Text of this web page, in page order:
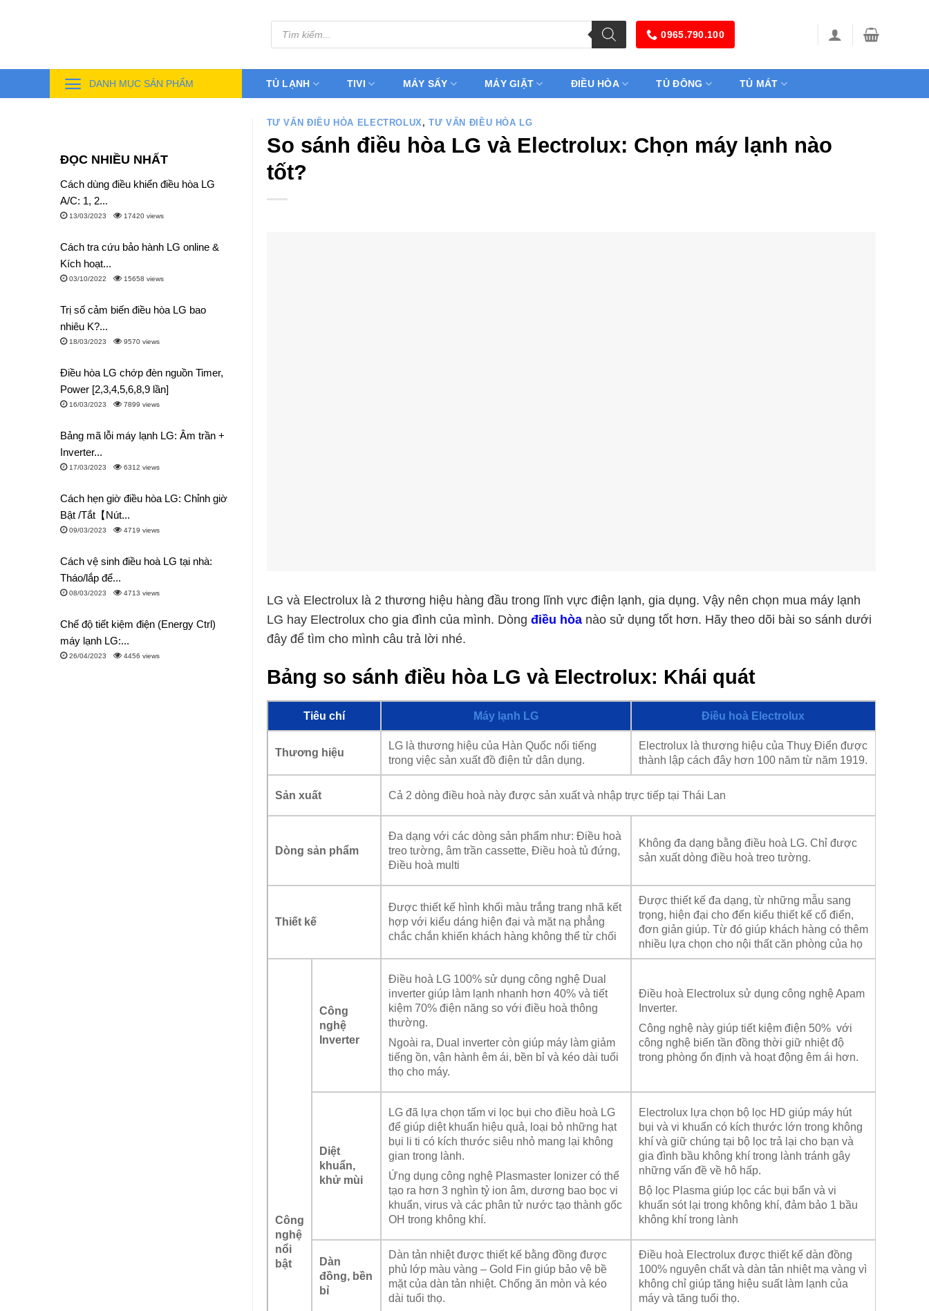
Tìm
kiếm
sản
0965.790.100
DANH MỤC SẢN PHẨM TỦ LẠNH TIVI MÁY SẤY MÁY GIẶT ĐIỀU HÒA TỦ ĐÔNG TỦ MÁT
ĐỌC NHIỀU NHẤT
Cách dùng điều khiển điều hòa LG
A/C: 1, 2...
13/03/2023 17420 views
Cách tra cứu bảo hành LG online &
Kích hoạt...
03/10/2022 15658 views
Trị số cảm biến điều hòa LG bao
nhiêu K?...
18/03/2023 9570 views
Điều hòa LG chớp đèn nguồn Timer,
Power [2,3,4,5,6,8,9 lần]
16/03/2023 7899 views
Bảng mã lỗi máy lạnh LG: Âm trần +
Inverter...
17/03/2023 6312 views
Cách hẹn giờ điều hòa LG: Chỉnh giờ
Bật /Tắt【Nút...
09/03/2023 4719 views
Cách vệ sinh điều hoà LG tại nhà:
Tháo/lắp để...
08/03/2023 4713 views
Chế độ tiết kiệm điện (Energy Ctrl)
máy lạnh LG:...
26/04/2023 4456 views
TƯ VẤN ĐIỀU HÒA ELECTROLUX,TƯ VẤN ĐIỀU HÒA LG
So sánh điều hòa LG và Electrolux: Chọn máy lạnh nào
tốt?
LG và Electrolux là 2 thương hiệu hàng đầu trong lĩnh vực điện lạnh, gia dụng. Vậy nên chọn mua máy lạnh
LG hay Electrolux cho gia đình của mình. Dòng điều hòanào sử dụng tốt hơn. Hãy theo dõi bài so sánh dưới
đây để tìm cho mình câu trả lời nhé.
Bảng so sánh điều hòa LG và Electrolux: Khái quát
Tiêu chí Máy lạnh LG Điều hoà Electrolux
Thương hiệu
LG là thương hiệu của Hàn Quốc nổi tiếng
trong việc sản xuất đồ điện tử dân dụng.
Electrolux là thương hiệu của Thuỵ Điển được
thành lập cách đây hơn 100 năm từ năm 1919.
Sản xuất Cả 2 dòng điều hoà này được sản xuất và nhập trực tiếp tại Thái Lan
Dòng sản phẩm
Đa dạng với các dòng sản phẩm như: Điều hoà
treo tường, âm trần cassette, Điều hoà tủ đứng,
Điều hoà multi
Không đa dạng bằng điều hoà LG. Chỉ được
sản xuất dòng điều hoà treo tường.
Thiết kế
Được thiết kế hình khối màu trắng trang nhã kết
hợp với kiểu dáng hiện đại và mặt nạ phẳng
chắc chắn khiến khách hàng không thể từ chối
Được thiết kế đa dạng, từ những mẫu sang
trọng, hiện đại cho đến kiểu thiết kế cổ điển,
đơn giản giúp. Từ đó giúp khách hàng có thêm
nhiều lựa chọn cho nội thất căn phòng của họ
Công
nghệ
nổi
bật
Công
nghệ
Inverter
Điều hoà LG 100% sử dụng công nghệ Dual
inverter giúp làm lạnh nhanh hơn 40% và tiết
kiệm 70% điện năng so với điều hoà thông
thường.
Ngoài ra, Dual inverter còn giúp máy làm giảm
tiếng ồn, vận hành êm ái, bền bỉ và kéo dài tuổi
thọ cho máy.
Điều hoà Electrolux sử dụng công nghệ Apam
Inverter.
Công nghệ này giúp tiết kiệm điện 50% với
công nghệ biến tần đồng thời giữ nhiệt độ
trong phòng ổn định và hoạt động êm ái hơn.
Diệt
khuẩn,
khử mùi
LG đã lựa chọn tấm vi lọc bụi cho điều hoà LG
để giúp diệt khuẩn hiệu quả, loại bỏ những hạt
bụi li ti có kích thước siêu nhỏ mang lại không
gian trong lành.
Ứng dụng công nghệ Plasmaster Ionizer có thể
tạo ra hơn 3 nghìn tỷ ion âm, dương bao bọc vi
khuẩn, virus và các phân tử nước tạo thành gốc
OH trong không khí.
Electrolux lựa chọn bộ lọc HD giúp máy hút
bụi và vi khuẩn có kích thước lớn trong không
khí và giữ chúng tại bộ lọc trả lại cho bạn và
gia đình bầu không khí trong lành tránh gây
những vấn đề về hô hấp.
Bộ lọc Plasma giúp lọc các bụi bẩn và vi
khuẩn sót lại trong không khí, đảm bảo 1 bầu
không khí trong lành
Dàn
đồng, bền
bỉ
Dàn tản nhiệt được thiết kế bằng đồng được
phủ lớp màu vàng – Gold Fin giúp bảo vệ bề
mặt của dàn tản nhiệt. Chống ăn mòn và kéo
dài tuổi thọ.
Điều hoà Electrolux được thiết kế dàn đồng
100% nguyên chất và dàn tản nhiệt mạ vàng vì
không chỉ giúp tăng hiệu suất làm lạnh của
máy và tăng tuổi thọ.